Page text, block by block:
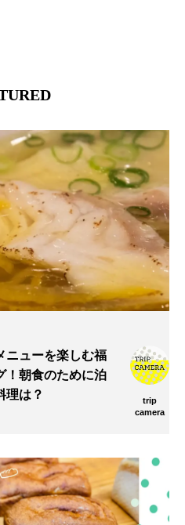
ニューを楽しむ福
！朝食のために泊
理は？
trip
camera